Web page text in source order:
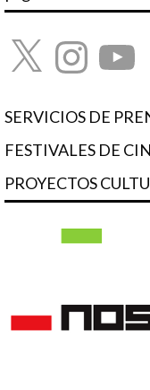
X InstagramYouTube
SERVICIOS DE
FESTIVALES DE
PROYECTOS